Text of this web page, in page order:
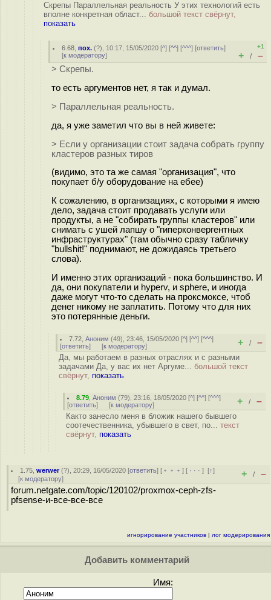
Скрепы Параллельная реальность У этих технологий есть
вполне конкретная област... большой текст свёрнут,
показать
6.68 ,пох. (?), 10:17, 15/05/2020 [^] [^^] [^^^] [ответить]
[к модератору]
+1
+ / –
> Скрепы.
то есть аргументов нет, я так и думал.
> Параллельная реальность.
да, я уже заметил что вы в ней живете:
> Если у организации стоит задача собрать группу
кластеров разных тиров
(видимо, это та же самая "организация", что
покупает б/у оборудование на ебее)
К сожалению, в организациях, с которыми я имею
дело, задача стоит продавать услуги или
продукты, а не "собирать группы кластеров" или
снимать с ушей лапшу о "гиперконвергентных
инфраструктурах" (там обычно сразу табличку
"bullshit!" поднимают, не дожидаясь третьего
слова).
И именно этих организаций - пока большинство. И
да, они покупатели и hyperv, и sphere, и иногда
даже могут что-то сделать на проксмоксе, чтоб
денег никому не заплатить. Потому что для них
это потерянные деньги.
7.72 ,Аноним (49), 23:46, 15/05/2020 [^] [^^] [^^^]
[ответить] [к модератору] + / –
Да, мы работаем в разных отраслях и с разными
задачами Да, у вас их нет Аргуме... большой текст
свёрнут, показать
8.79 ,Аноним (79), 23:16, 18/05/2020 [^] [^^] [^^^]
[ответить] [к модератору] + / –
Както занесло меня в бложик нашего бывшего
соотечественника, убывшего в свет, по... текст
свёрнут, показать
1.75 ,werwer(?), 20:29, 16/05/2020 [ответить] [ ﹢﹢﹢] [ · · ·][↑]
[к модератору] + / –
forum.netgate.com/topic/120102/proxmox-ceph-zfs-
pfsense-и-все-все-все
игнорирование участников | лог модерирования
Добавить комментарий
Имя: